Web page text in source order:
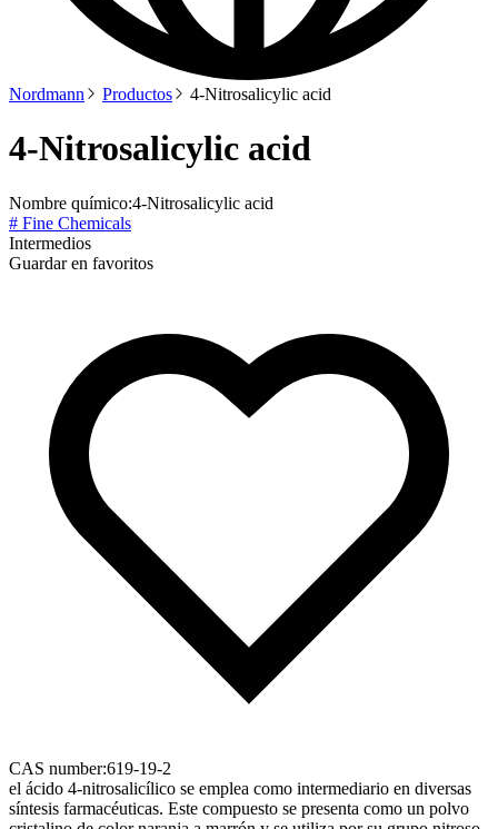
Nordmann Productos 4-Nitrosalicylic acid
4-Nitrosalicylic acid
Nombre químico:4-Nitrosalicylic acid
# Fine Chemicals
Intermedios
Guardar en favoritos
CAS number:619-19-2
el ácido 4-nitrosalicílico se emplea como intermediario en diversas
síntesis farmacéuticas. Este compuesto se presenta como un polvo